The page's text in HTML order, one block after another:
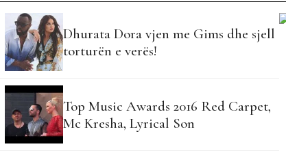
Dhurata Dora vjen me Gims dhe sjell
torturën e verës!
Top Music Awards 2016 Red Carpet,
Mc Kresha, Lyrical Son